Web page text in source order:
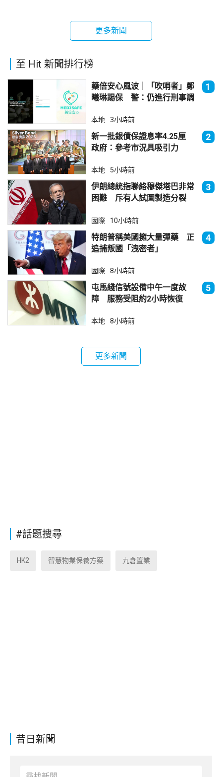
昔日新聞
更多新聞
至 Hit 新聞排行榜
藥倍安心風波｜「吹哨者」鄭
曦琳踢保 警：仍進行刑事調
1
本地 3小時前
新一批銀債保證息率4.25厘
政府：參考市況具吸引力
2
本地 5小時前
伊朗總統指聯絡穆傑塔巴非常
困難 斥有人試圖製造分裂
3
國際 10小時前
特朗普稱美國擁大量彈藥 正
追捕叛國「洩密者」
4
國際 8小時前
屯馬綫信號設備中午一度故
障 服務受阻約2小時恢復
5
本地 8小時前
更多新聞
#話題搜尋
HK2 智慧物業保養方案 九倉置業